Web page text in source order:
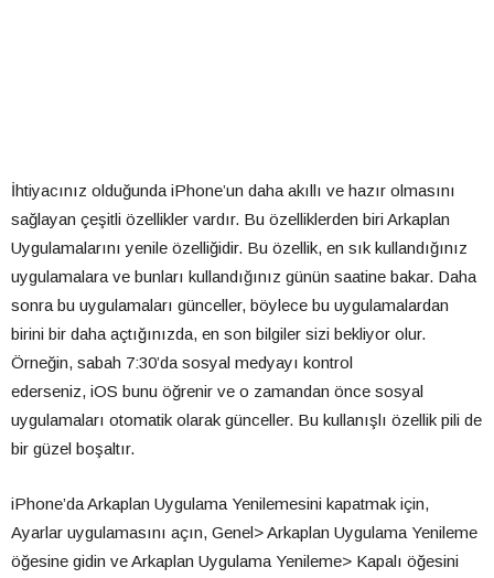
İhtiyacınız olduğunda iPhone’un daha akıllı ve hazır olmasını
sağlayan çeşitli özellikler vardır. Bu özelliklerden biri Arkaplan
Uygulamalarını yenile özelliğidir. Bu özellik, en sık kullandığınız
uygulamalara ve bunları kullandığınız günün saatine bakar. Daha
sonra bu uygulamaları günceller, böylece bu uygulamalardan
birini bir daha açtığınızda, en son bilgiler sizi bekliyor olur.
Örneğin, sabah 7:30’da sosyal medyayı kontrol
ederseniz, iOS bunu öğrenir ve o zamandan önce sosyal
uygulamaları otomatik olarak günceller. Bu kullanışlı özellik pili de
bir güzel boşaltır.
iPhone’da Arkaplan Uygulama Yenilemesini kapatmak için,
Ayarlar uygulamasını açın, Genel> Arkaplan Uygulama Yenileme
öğesine gidin ve Arkaplan Uygulama Yenileme> Kapalı öğesini